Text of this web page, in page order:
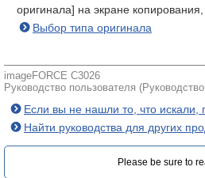
оригинала] на экране
Выбор типа оригинала
imageFORCE C3026
Руководство пользователя
Если вы не нашли то, что искали,
Найти руководства для других
Please be sure to